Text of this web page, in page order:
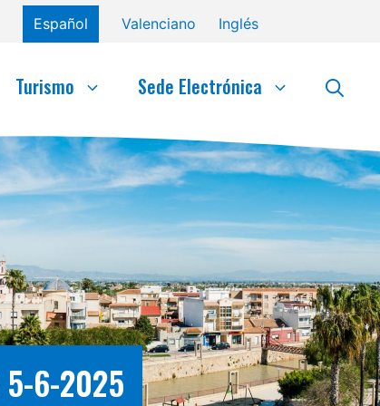
Español Valenciano Inglés
Turismo Sede Electrónica
5-6-2025